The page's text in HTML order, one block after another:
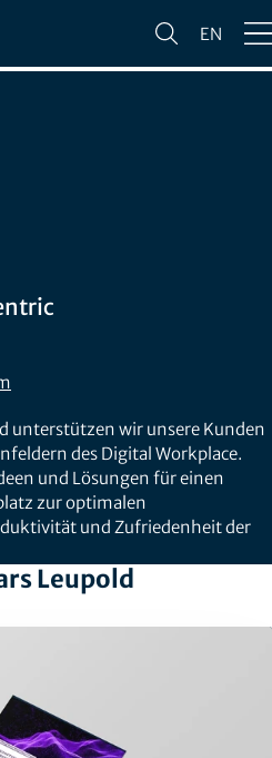
EN
unterstützen wir unsere Kunden
des Digital Workplace.
und Lösungen für einen
zur optimalen
und Zufriedenheit der
Leupold